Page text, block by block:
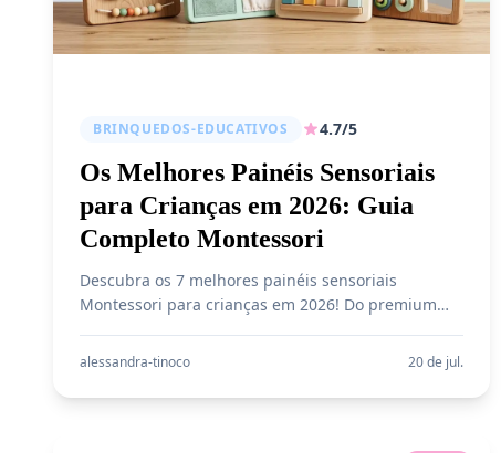
BRINQUEDOS-EDUCATIVOS 4.7/5
Os Melhores Painéis Sensoriais
para Crianças em 2026: Guia
Completo Montessori
Descubra os 7 melhores painéis sensoriais
Montessori para crianças em 2026! Do premium
fazendinha. Comparativo completo com preços,
desenvolvimento do seu filho.
alessandra-tinoco 20 de jul.